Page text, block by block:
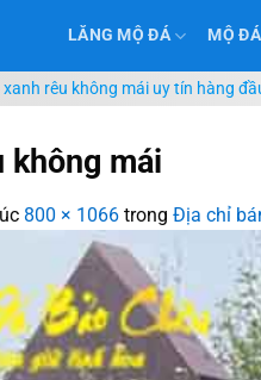
LĂNG MỘ ĐÁ MỘ ĐÁ
rêu không mái uy tín hàng
không mái
800 × 1066 trong Địa chỉ